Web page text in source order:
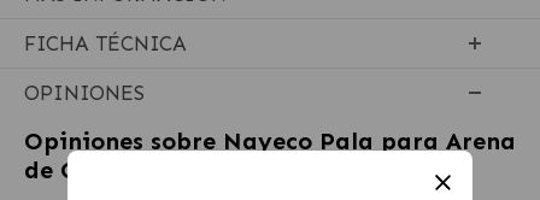
FICHA TÉCNICA
OPINIONES
Opiniones sobre Nayeco Pala para Arena
de Gatos en Colores Surtidos